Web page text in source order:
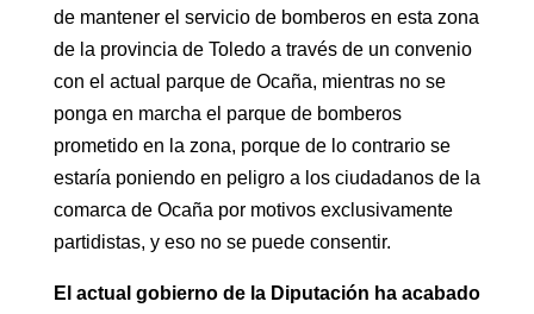
de mantener el servicio de bomberos en esta zona
de la provincia de Toledo a través de un convenio
con el actual parque de Ocaña, mientras no se
ponga en marcha el parque de bomberos
prometido en la zona, porque de lo contrario se
estaría poniendo en peligro a los ciudadanos de la
comarca de Ocaña por motivos exclusivamente
partidistas, y eso no se puede consentir.
El actual gobierno de la Diputación ha acabado